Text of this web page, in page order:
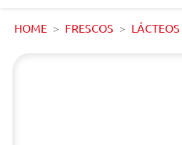
HOME FRESCOS LÁCTEOS